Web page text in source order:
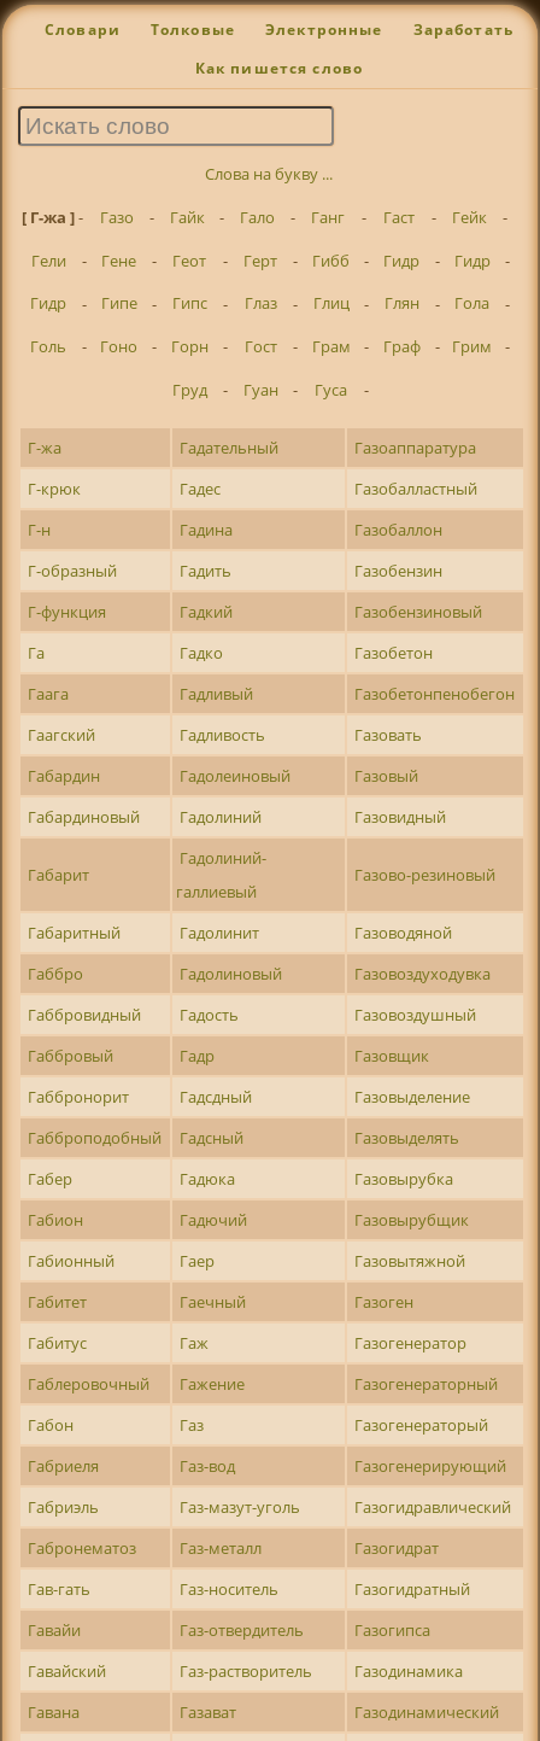
Словари Толковые Электронные Заработать
Как пишется слово
Слова на букву ...
[ Г-жа ]- Газо - Гайк - Гало - Ганг - Гаст - Гейк
-
Гели
- Гене - Геот - Герт - Гибб - Гидр - Гидр
-
Гидр
- Гипе - Гипс - Глаз - Глиц - Глян - Гола
-
Голь
- Гоно - Горн - Гост - Грам - Граф - Грим
-
Груд
- Гуан - Гуса -
Г-жа Гадательный
Газоаппаратура
Г-крюк
Гадес
Газобалластный
Г-н
Гадина
Газобаллон
Г-образный
Гадить
Газобензин
Г-функция
Гадкий
Газобензиновый
Га
Гадко
Газобетон
Гаага
Гадливый
Газобетонпенобегон
Гаагский
Гадливость
Газовать
Габардин
Гадолеиновый
Газовый
Габардиновый
Гадолиний Газовидный
Габарит
Гадолиний-
галлиевый
Газово-резиновый
Габаритный Гадолинит
Газоводяной
Габбро
Гадолиновый
Газовоздуходувка
Габбровидный
Гадость
Газовоздушный
Габбровый
Гадр
Газовщик
Габбронорит
Гадсдный
Газовыделение
Габброподобный
Гадсный
Газовыделять
Габер
Гадюка
Газовырубка
Габион
Гадючий
Газовырубщик
Габионный
Гаер
Газовытяжной
Габитет
Гаечный
Газоген
Габитус
Гаж
Газогенератор
Габлеровочный
Гажение
Газогенераторный
Габон
Газ
Газогенераторый
Габриеля
Газ-вод
Газогенерирующий
Габриэль
Газ-мазут-уголь
Газогидравлический
Габронематоз
Газ-металл
Газогидрат
Гав-гать
Газ-носитель
Газогидратный
Гавайи
Газ-отвердитель
Газогипса
Гавайский
Газ-растворитель
Газодинамика
Гавана
Газават
Газодинамический